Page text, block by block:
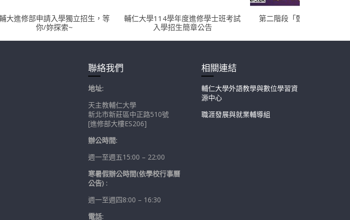
大進修部申請入學獨立招生，等
你/妳探索~
輔仁大學114學年度進修學士班考試
入學招生簡章公告
第二階段「甄審登記」招生
聯絡我們
地址:
天主教輔仁大學
新北市新莊區中正路510號
[進修部大樓ES206]
辦公時間:
週一至週五15:00 – 22:00
寒暑假辦公時間(依學校行事曆
公告) :
週一至週四8:00 – 16:30
電話:
相關連結
輔仁大學外語教學與數位學習資
源中心
職涯發展與就業輔導組